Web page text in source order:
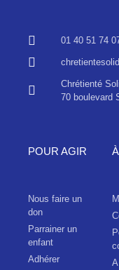
01 40 51 74
Chrétienté
70 boulevard
POUR AGIR
Nous faire un
don
Parrainer un
enfant
Adhérer